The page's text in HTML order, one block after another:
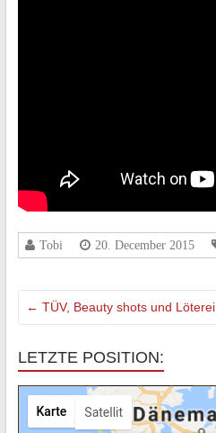
Tobi 20. December 2015
← TÜV, Beauty shots und Löterei
LETZTE POSITION: